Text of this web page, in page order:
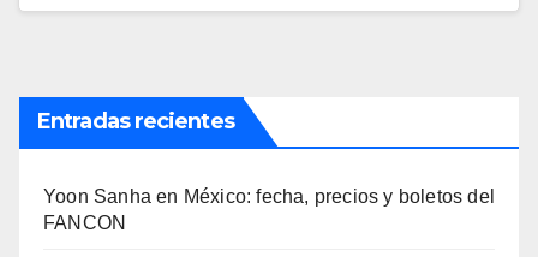
Entradas recientes
Yoon Sanha en México: fecha, precios y boletos del
FANCON